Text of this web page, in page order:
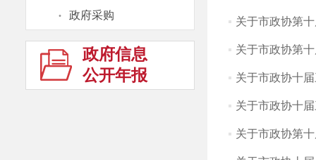
· 政府采购
政府信息
公开年报
关于市政协第
关于市政协第
关于市政协十
关于市政协十
关于市政协第